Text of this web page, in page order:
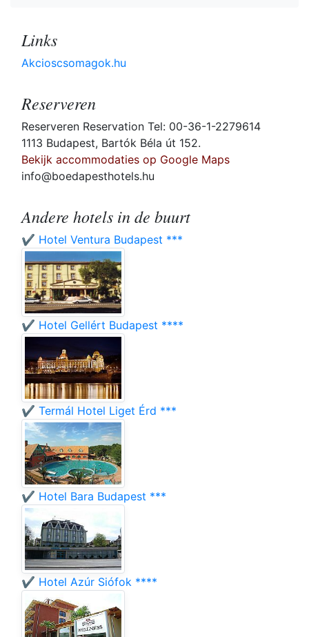
Links
Akcioscsomagok.hu
Reserveren
Reserveren Reservation Tel: 00-36-1-2279614
1113 Budapest, Bartók Béla út 152.
Bekijk accommodaties op Google Maps
info@boedapesthotels.hu
Andere hotels in de buurt
✔️ Hotel Ventura Budapest ***
✔️ Hotel Gellért Budapest ****
✔️ Termál Hotel Liget Érd ***
✔️ Hotel Bara Budapest ***
✔️ Hotel Azúr Siófok ****